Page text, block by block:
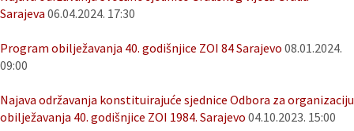
Sarajeva 06.04.2024. 17:30
Program obilježavanja 40. godišnjice ZOI 84 Sarajevo 08.01.2024.
09:00
Najava održavanja konstituirajuće sjednice Odbora za organizaciju
obilježavanja 40. godišnjice ZOI 1984. Sarajevo 04.10.2023. 15:00